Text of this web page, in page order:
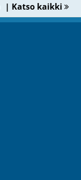
| Katso kaikki